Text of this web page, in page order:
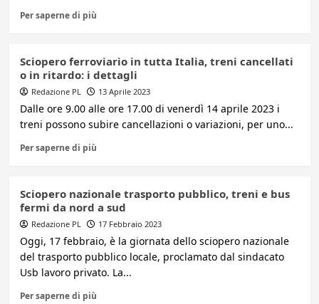
Per saperne di più
Sciopero ferroviario in tutta Italia, treni cancellati
o in ritardo: i dettagli
Redazione PL 13 Aprile 2023
Dalle ore 9.00 alle ore 17.00 di venerdì 14 aprile 2023 i
treni possono subire cancellazioni o variazioni, per uno...
Per saperne di più
Sciopero nazionale trasporto pubblico, treni e bus
fermi da nord a sud
Redazione PL 17 Febbraio 2023
Oggi, 17 febbraio, è la giornata dello sciopero nazionale
del trasporto pubblico locale, proclamato dal sindacato
Usb lavoro privato. La...
Per saperne di più